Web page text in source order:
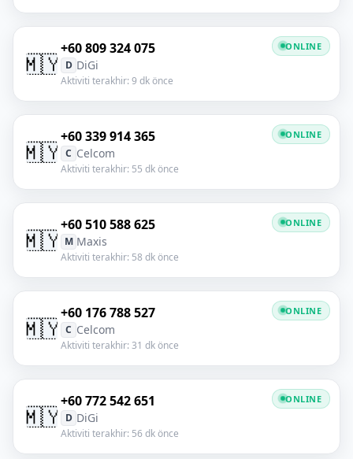
🇲🇾
+60 809 324 075
D DiGi
Aktiviti terakhir: 9 dk önce
ONLINE
🇲🇾
+60 339 914 365
C Celcom
Aktiviti terakhir: 55 dk önce
ONLINE
🇲🇾
+60 510 588 625
M Maxis
Aktiviti terakhir: 58 dk önce
ONLINE
🇲🇾
+60 176 788 527
C Celcom
Aktiviti terakhir: 31 dk önce
ONLINE
🇲🇾
+60 772 542 651
D DiGi
Aktiviti terakhir: 56 dk önce
ONLINE